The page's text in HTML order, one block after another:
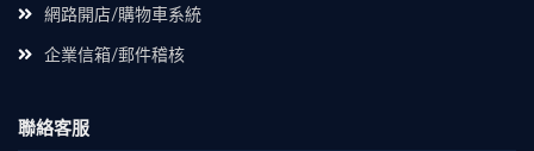
網路開店/購物車系統
企業信箱/郵件稽核
聯絡客服